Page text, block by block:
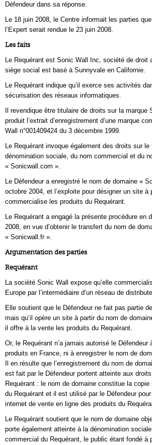
Défendeur dans sa réponse.
Le 18 juin 2008, le Centre informait les parties
l’Expert serait rendue le 23 juin 2008.
Les faits
Le Requérant est Sonic Wall Inc, société de droit
siège social est basé à Sunnyvale en Californie.
Le Requérant indique qu’il exerce ses activités
sécurisation des réseaux informatiques.
Il revendique être titulaire de droits sur la marque
produit l’extrait d’enregistrement d’une marque
Wall n°001409424 du 3 décembre 1999.
Le Requérant invoque également des droits sur
dénomination sociale, du nom commercial et du
« Sonicwall.com ».
Le Défendeur a enregistré le nom de domaine «
octobre 2004, et l’exploite pour désigner un site à
commercialise les produits du Requérant.
Le Requérant a engagé la présente procédure en
2008, en vue d’obtenir le transfert du nom de
« Sonicwall.fr ».
Argumentation des parties
Requérant
La société Sonic Wall expose qu’elle
Europe par l’intermédiaire d’un réseau de
Elle soutient que le Défendeur ne fait pas partie
mais qu’il opère un site à partir du nom de
il offre à la vente les produits du Requérant.
Or, le Requérant n’a jamais autorisé le Défendeur
produits en France, ni à enregistrer le nom de
Il en résulte que l’enregistrement du nom de
est fait par le Défendeur portent atteinte aux
Requérant : le nom de domaine constitue la
du Requérant et il est utilisé par le Défendeur
internet de vente en ligne des produits du
Le Requérant soutient que le nom de domaine
porte également atteinte à la dénomination
commercial du Requérant, le public étant fondé à